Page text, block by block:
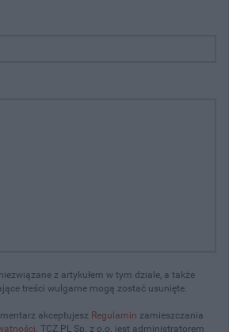
z artykułem w tym dziale, a także
treści wulgarne mogą zostać usunięte.
akceptujesz Regulamin zamieszczania
. TCZ.PL Sp. z o.o. jest administratorem